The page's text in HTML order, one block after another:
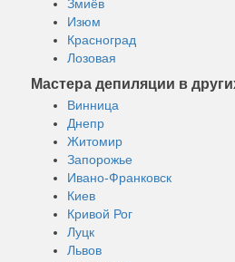
Змиёв
Изюм
Красноград
Лозовая
Мастера депиляции в
Винница
Днепр
Житомир
Запорожье
Ивано-Франковск
Киев
Кривой Рог
Луцк
Львов